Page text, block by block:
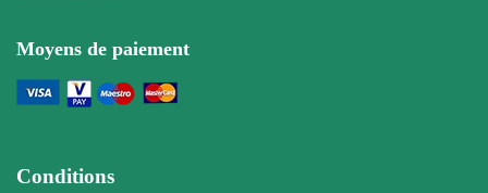
Moyens de paiement
Conditions